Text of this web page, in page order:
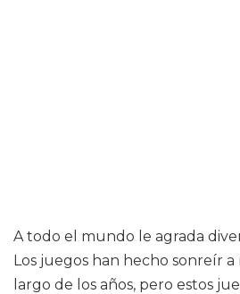
A todo el mundo le agrada
Los juegos han hecho sonreír a
largo de los años, pero estos